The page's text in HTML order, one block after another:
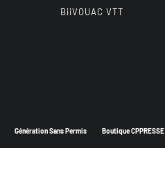
BiiVOUAC VTT
Génération Sans Permis Boutique CPPRESSE